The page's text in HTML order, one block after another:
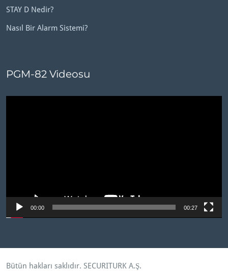
STAY D Nedir?
Nasıl Bir Alarm Sistemi?
PGM-82 Videosu
00:00 00:27
Bütün hakları saklıdır. SECURITURK A.Ş.